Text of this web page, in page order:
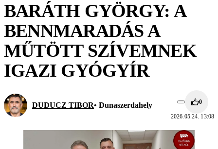
BARÁTH GYÖRGY: A
BENNMARADÁS A
MŰTÖTT SZÍVEMNEK
IGAZI GYÓGYÍR
DUDUCZ TIBOR• Dunaszerdahely 0
2026.05.24. 13:08